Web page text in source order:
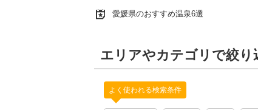
愛媛県のおすすめ温泉6選
エリアやカテゴリで絞り
よく使われる検索条件